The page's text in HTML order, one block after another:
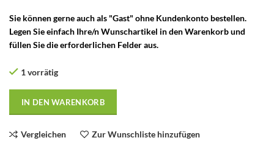
Sie können gerne auch als "Gast" ohne Kundenkonto bestellen.
Legen Sie einfach Ihre/n Wunschartikel in den Warenkorb und
füllen Sie die erforderlichen Felder aus.
1 vorrätig
IN DEN WARENKORB
Vergleichen Zur Wunschliste hinzufügen